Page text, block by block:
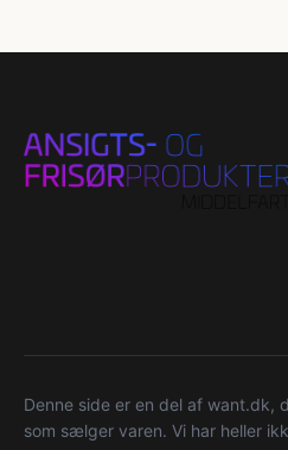
Denne side er en del af want.dk,
som sælger varen. Vi har heller